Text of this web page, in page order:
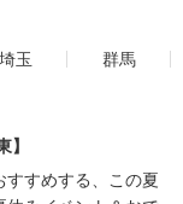
埼玉
群馬
】
すすめする、この夏